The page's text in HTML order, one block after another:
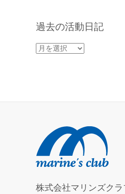
過去の活動日記
過
日
株式会社マリンズクラ